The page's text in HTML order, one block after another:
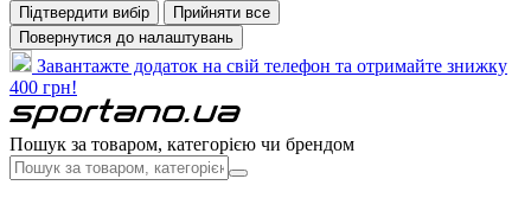
Підтвердити вибір
Прийняти все
Повернутися до налаштувань
Завантажте додаток на свій телефон та отримайте знижку
400 грн!
Пошук за товаром, категорією чи брендом